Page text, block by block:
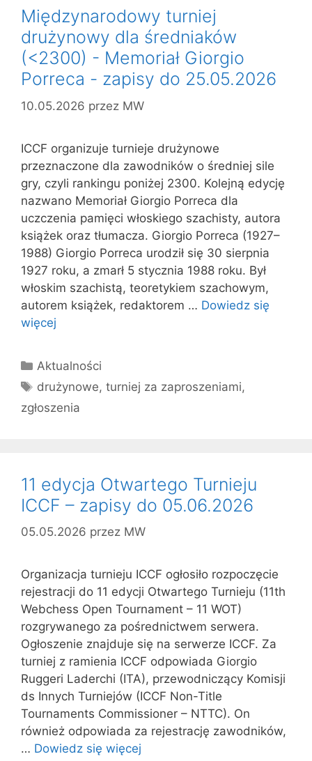
Międzynarodowy turniej
drużynowy dla średniaków
(<2300) - Memoriał Giorgio
Porreca - zapisy do 25.05.2026
10.05.2026 przez MW
ICCF organizuje turnieje drużynowe
przeznaczone dla zawodników o średniej sile
gry, czyli rankingu poniżej 2300. Kolejną edycję
nazwano Memoriał Giorgio Porreca dla
uczczenia pamięci włoskiego szachisty, autora
książek oraz tłumacza. Giorgio Porreca (1927–
1988) Giorgio Porreca urodził się 30 sierpnia
1927 roku, a zmarł 5 stycznia 1988 roku. Był
włoskim szachistą, teoretykiem szachowym,
autorem książek, redaktorem … Dowiedz się
więcej
Kategorie
Aktualności
Tagi
drużynowe,turniej za zaproszeniami,
zgłoszenia
11 edycja Otwartego Turnieju
ICCF – zapisy do 05.06.2026
05.05.2026 przez MW
Organizacja turnieju ICCF ogłosiło rozpoczęcie
rejestracji do 11 edycji Otwartego Turnieju (11th
Webchess Open Tournament – 11 WOT)
rozgrywanego za pośrednictwem serwera.
Ogłoszenie znajduje się na serwerze ICCF. Za
turniej z ramienia ICCF odpowiada Giorgio
Ruggeri Laderchi (ITA), przewodniczący Komisji
ds Innych Turniejów (ICCF Non-Title
Tournaments Commissioner – NTTC). On
również odpowiada za rejestrację zawodników,
… Dowiedz się więcej